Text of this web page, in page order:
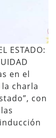
ESTADO:
en el
la charla
con